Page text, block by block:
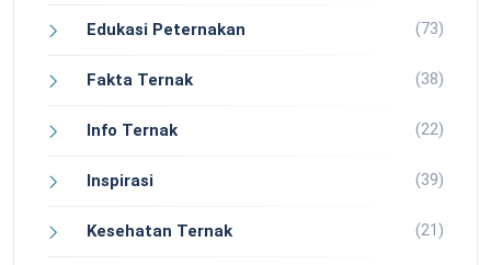
Edukasi Peternakan (73)
Fakta Ternak (38)
Info Ternak (22)
Inspirasi (39)
Kesehatan Ternak (21)